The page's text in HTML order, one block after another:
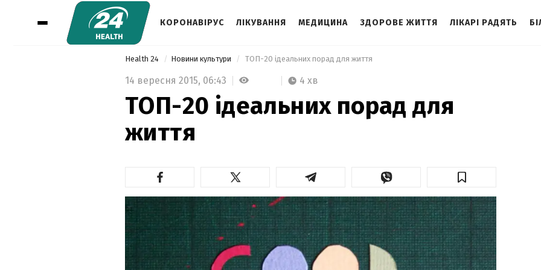
КОРОНАВІРУС ЛІКУВАННЯ МЕДИЦИНА ЗДОРОВЕ ЖИТТЯ ЛІКАРІ РАДЯТЬ
Health 24 Новини культури ТОП-20 ідеальних порад для життя
14 вересня 2015, 06:43 4 хв
ТОП-20 ідеальних порад для
життя